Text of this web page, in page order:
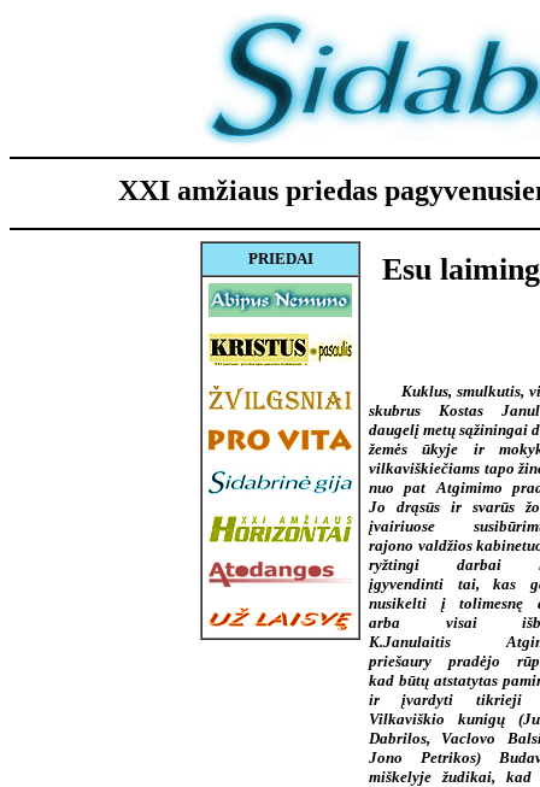
XXI amžiaus priedas
PRIEDAI Esu
Kuklus, smulkutis,
skubrus Kostas
daugelį metų sąžiningai
žemės ūkyje ir
vilkaviškiečiams tapo
nuo pat Atgimimo
Jo drąsūs ir svarūs
įvairiuose
rajono valdžios
ryžtingi darbai
įgyvendinti tai, kas
nusikelti į tolimesnę
arba visai
K.Janulaitis
priešaury pradėjo
kad būtų atstatytas
ir įvardyti tikrieji
Vilkaviškio kunigų
Dabrilos, Vaclovo
Jono Petrikos)
miškelyje žudikai, kad